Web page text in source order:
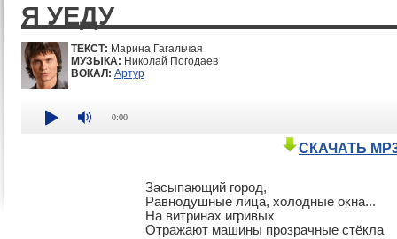
Я УЕДУ
ТЕКСТ: Марина Гагальчая
МУЗЫКА: Николай Погодаев
ВОКАЛ: Артур
0:00
СКАЧАТЬ
Засыпающий город,
Равнодушные лица, холодные окна...
На витринах игривых
Отражают машины прозрачные стёкла